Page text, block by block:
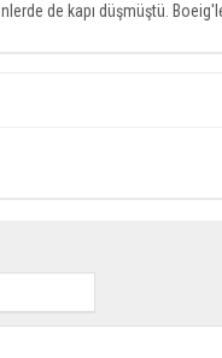
de kapı düşmüştü.